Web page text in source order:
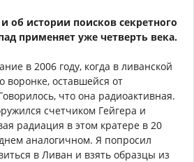
об истории поисков секретного
применяет уже четверть века.
в 2006 году, когда в ливанской
воронке, оставшейся от
что она радиоактивная.
счетчиком Гейгера и
радиация в этом кратере в 20
аналогичном. Я попросил
в Ливан и взять образцы из